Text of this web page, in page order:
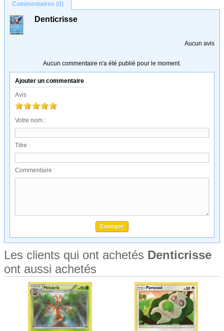
Commentaires (0)
Denticrisse
Aucun avis
Aucun commentaire n'a été publié pour le moment.
Ajouter un commentaire
Avis
Votre nom :
Titre :
Commentaire :
Les clients qui ont achetés Denticrisse
ont aussi achetés